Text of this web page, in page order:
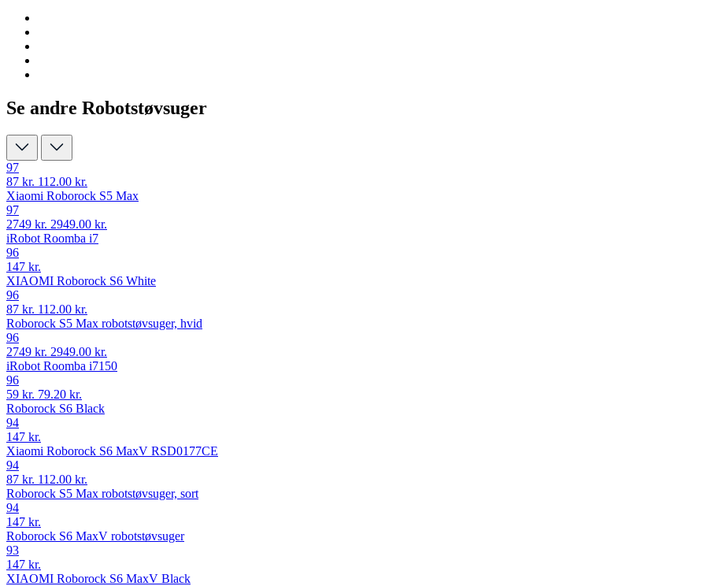
Se andre Robotstøvsuger
97
87 kr. 112.00 kr.
Xiaomi Roborock S5 Max
97
2749 kr. 2949.00 kr.
iRobot Roomba i7
96
147 kr.
XIAOMI Roborock S6 White
96
87 kr. 112.00 kr.
Roborock S5 Max robotstøvsuger, hvid
96
2749 kr. 2949.00 kr.
iRobot Roomba i7150
96
59 kr. 79.20 kr.
Roborock S6 Black
94
147 kr.
Xiaomi Roborock S6 MaxV RSD0177CE
94
87 kr. 112.00 kr.
Roborock S5 Max robotstøvsuger, sort
94
147 kr.
Roborock S6 MaxV robotstøvsuger
93
147 kr.
XIAOMI Roborock S6 MaxV Black